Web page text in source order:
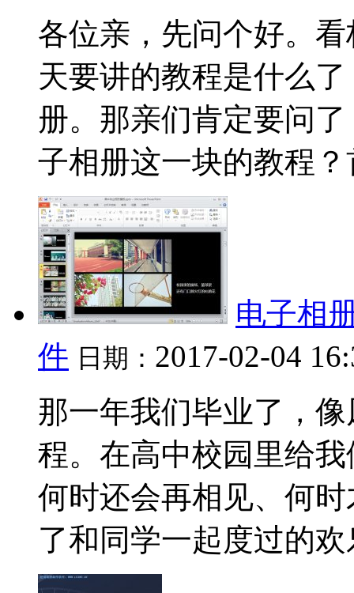
各位亲，先问个好。
天要讲的教程是什么
册。那亲们肯定要问
子相册这一块的教程？
电子相
件 日期： 2017-02-04
那一年我们毕业了，
程。在高中校园里给
何时还会再相见、何
了和同学一起度过的欢